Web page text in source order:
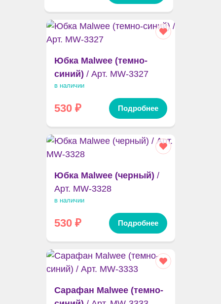
Юбка Malwee (темно-
синий) / Арт. MW-3327
в наличии
530₽ Подробнее
Юбка Malwee (черный) /
Арт. MW-3328
в наличии
530₽ Подробнее
Сарафан Malwee (темно-